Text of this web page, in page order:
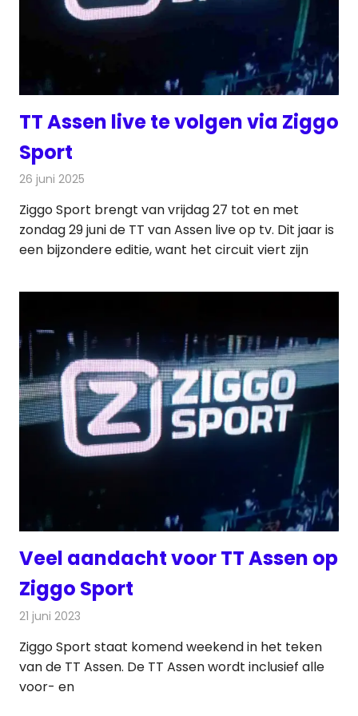
TT Assen live te volgen via Ziggo
Sport
26 juni 2025
Ziggo Sport brengt van vrijdag 27 tot en met
zondag 29 juni de TT van Assen live op tv. Dit jaar is
een bijzondere editie, want het circuit viert zijn
Veel aandacht voor TT Assen op
Ziggo Sport
21 juni 2023
Ziggo Sport staat komend weekend in het teken
van de TT Assen. De TT Assen wordt inclusief alle
voor- en